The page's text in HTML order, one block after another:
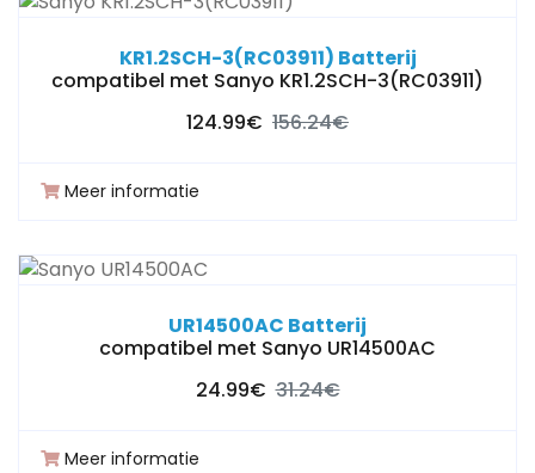
KR1.2SCH-3(RC03911) Batterij
compatibel met Sanyo KR1.2SCH-3(RC03911)
124.99€ 156.24€
Meer informatie
UR14500AC Batterij
compatibel met Sanyo UR14500AC
24.99€ 31.24€
Meer informatie